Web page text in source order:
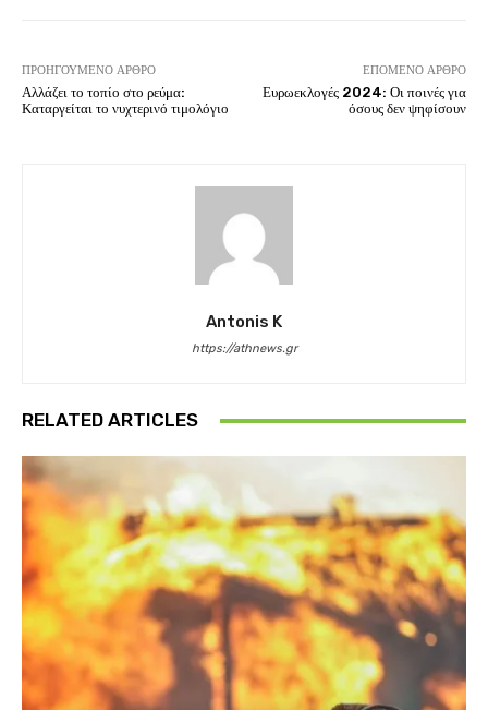
ΠΡΟΗΓΟΎΜΕΝΟ ΆΡΘΡΟ
Αλλάζει το τοπίο στο ρεύμα:
Καταργείται το νυχτερινό τιμολόγιο
ΕΠΌΜΕΝΟ ΆΡΘΡΟ
Ευρωεκλογές 2024: Οι ποινές για
όσους δεν ψηφίσουν
Antonis K
https://athnews.gr
RELATED ARTICLES